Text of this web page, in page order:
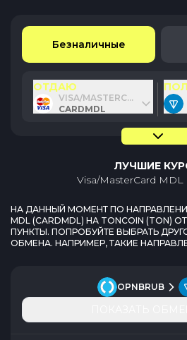
Безналичные
ОТДАЮ
VISA/MASTERCARD MDL
CARDMDL
ЛУЧШИЕ
Visa/MasterCard MDL
НА ДАННЫЙ МОМЕНТ ПО
MDL (CARDMDL) НА TONCOIN (TON)
ПУНКТЫ. ПОПРОБУЙТЕ ВЫБРАТЬ
ОБМЕНА. НАПРИМЕР, ТАКИЕ
OPNBRUB